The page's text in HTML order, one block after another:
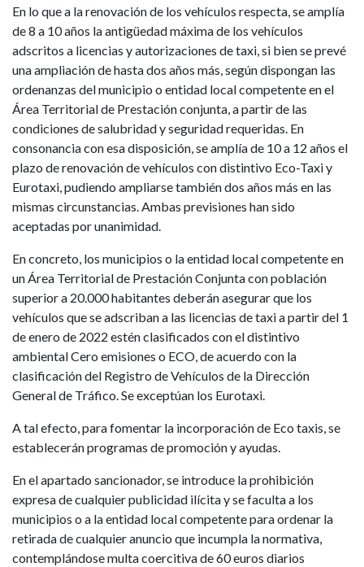
En lo que a la renovación de los vehículos respecta, se amplía
de 8 a 10 años la antigüedad máxima de los vehículos
adscritos a licencias y autorizaciones de taxi, si bien se prevé
una ampliación de hasta dos años más, según dispongan las
ordenanzas del municipio o entidad local competente en el
Área Territorial de Prestación conjunta, a partir de las
condiciones de salubridad y seguridad requeridas. En
consonancia con esa disposición, se amplía de 10 a 12 años el
plazo de renovación de vehículos con distintivo Eco-Taxi y
Eurotaxi, pudiendo ampliarse también dos años más en las
mismas circunstancias. Ambas previsiones han sido
aceptadas por unanimidad.
En concreto, los municipios o la entidad local competente en
un Área Territorial de Prestación Conjunta con población
superior a 20.000 habitantes deberán asegurar que los
vehículos que se adscriban a las licencias de taxi a partir del 1
de enero de 2022 estén clasificados con el distintivo
ambiental Cero emisiones o ECO, de acuerdo con la
clasificación del Registro de Vehículos de la Dirección
General de Tráfico. Se exceptúan los Eurotaxi.
A tal efecto, para fomentar la incorporación de Eco taxis, se
establecerán programas de promoción y ayudas.
En el apartado sancionador, se introduce la prohibición
expresa de cualquier publicidad ilícita y se faculta a los
municipios o a la entidad local competente para ordenar la
retirada de cualquier anuncio que incumpla la normativa,
contemplándose multa coercitiva de 60 euros diarios